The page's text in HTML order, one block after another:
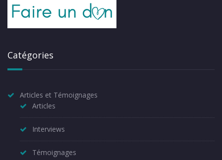
Catégories
Articles et Témoignages
Articles
Interviews
Témoignages